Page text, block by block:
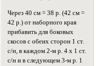
Через 40 см = 38 р. (42 см =
42 р.) от наборного края
прибавить для боковых
скосов с обеих сторон 1 ст.
с/н, в каждом 2-м р. 4 х 1 ст.
с/н и в следующем 3-м р. 1